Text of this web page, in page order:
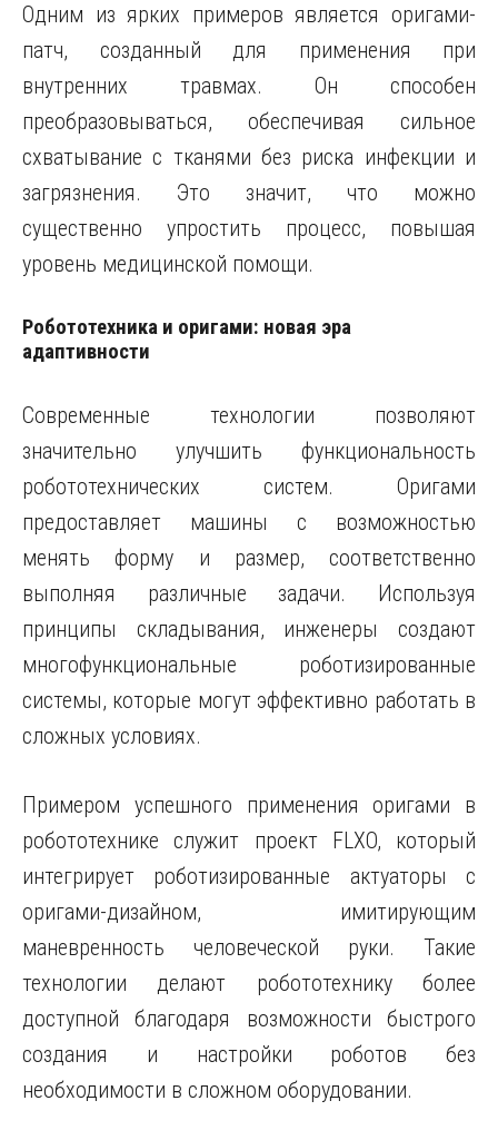
Одним из ярких примеров является оригами-
патч, созданный для применения при
внутренних травмах. Он способен
преобразовываться, обеспечивая сильное
схватывание с тканями без риска инфекции и
загрязнения. Это значит, что можно
существенно упростить процесс, повышая
уровень медицинской помощи.
Робототехника и оригами: новая эра
адаптивности
Современные технологии позволяют
значительно улучшить функциональность
робототехнических систем. Оригами
предоставляет машины с возможностью
менять форму и размер, соответственно
выполняя различные задачи. Используя
принципы складывания, инженеры создают
многофункциональные роботизированные
системы, которые могут эффективно работать в
сложных условиях.
Примером успешного применения оригами в
робототехнике служит проект FLXO, который
интегрирует роботизированные актуаторы с
оригами-дизайном, имитирующим
маневренность человеческой руки. Такие
технологии делают робототехнику более
доступной благодаря возможности быстрого
создания и настройки роботов без
необходимости в сложном оборудовании.